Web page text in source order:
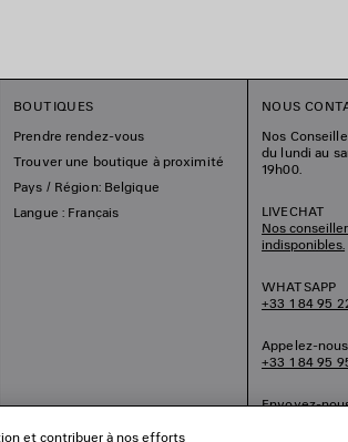
BOUTIQUES
Prendre rendez-vous
Trouver une boutique à proximité
Pays / Région: Belgique
Langue : Français
NOUS
Nos
du lundi au
19h00.
LIVECHAT
Nos
indisponibles.
WHATSAPP
+33 1 84 95
Appelez-nous
+33 1 84 95
Envoyez-
et contribuer à nos efforts